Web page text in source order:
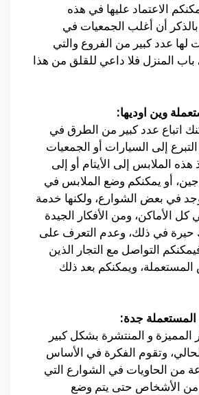
الاعتماد عليها في هذه
بالذكر أن أغلب الجمعيات في
لها عدد كبير من الفروع والتي
المنزل فلا داعي للقلق من هذا
وين اوديها:
اتباع عدد كبير من الطرق في
إلى السيارات أو الجمعيات
هذه الملابس إلى الأيتام أو إلى
أو يمكنكم وضع الملابس في
في بعض الشوارع، ولكنها خدمة
الأماكن، ومن الأفكار الجيدة
حيرة في ذلك، وعدم التعرف على
التواصل مع التجار الذين
ويمكنكم بعد ذلك
جدة:
المميزة و المنتشرة بشكل كبير
وتقوم الفكرة في الأساس
من الحاويات في الشوارع التي
من الأشخاص حتى يتم وضع